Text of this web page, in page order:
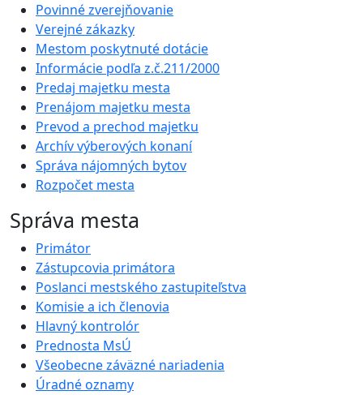
Povinné zverejňovanie
Verejné zákazky
Mestom poskytnuté dotácie
Informácie podľa z.č.211/2000
Predaj majetku mesta
Prenájom majetku mesta
Prevod a prechod majetku
Archív výberových konaní
Správa nájomných bytov
Rozpočet mesta
Správa mesta
Primátor
Zástupcovia primátora
Poslanci mestského zastupiteľstva
Komisie a ich členovia
Hlavný kontrolór
Prednosta MsÚ
Všeobecne záväzné nariadenia
Úradné oznamy